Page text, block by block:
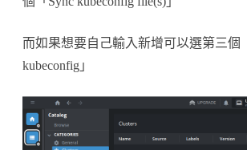
而如果想要自己輸入新增可以選第三個
kubeconfig」